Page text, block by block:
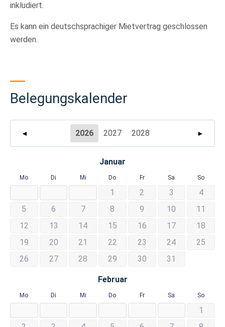
inkludiert.
Es kann ein deutschsprachiger Mietvertrag geschlossen
werden.
Belegungskalender
◄ 2026 2027 2028 ►
Januar
Mo Di Mi Do Fr Sa So
1 2 3
4
5
6 7 8 9 10
11
12
13 14 15 16 17
18
19
20 21 22 23 24
25
26
27 28 29 30 31
Februar
Mo Di Mi Do Fr Sa So
1